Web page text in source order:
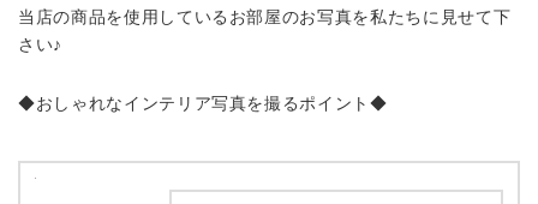
当店の商品を使用しているお部屋のお写真を私たちに見せて下
さい♪
◆おしゃれなインテリア写真を撮るポイント◆